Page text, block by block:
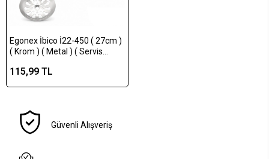
Egonex İbico İ22-450 ( 27cm )
( Krom ) ( Metal ) ( Servis
115,99 TL
Güvenli Alışveriş